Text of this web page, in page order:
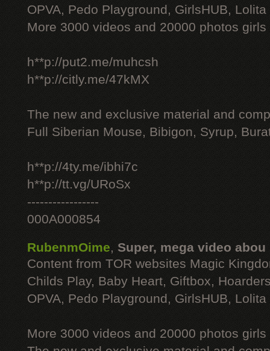
OPVA, Pedo Playground, GirlsHUB, Lolita
More 3000 videos and 20000 photos
h**p://put2.me/muhcsh
h**p://citly.me/47kMX
The new and exclusive material and
Full Siberian Mouse, Bibigon, Syrup,
h**p://4ty.me/ibhi7c
h**p://tt.vg/URoSx
-----------------
000A000854
RubenmOime, Super, mega video abou
Content from TOR websites Magic
Childs Play, Baby Heart, Giftbox,
OPVA, Pedo Playground, GirlsHUB, Lolita
More 3000 videos and 20000 photos